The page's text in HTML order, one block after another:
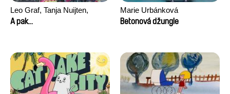
Leo Graf, Tanja Nuijten,
Raphael Stalder
A pak...
Marie Urbánková
Betonová džungle